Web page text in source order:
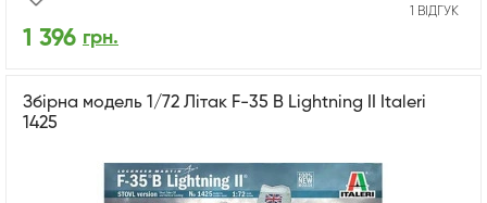
1 ВІДГУК
1 396 грн.
Збірна модель 1/72 Літак F-35 B Lightning II Italeri
1425